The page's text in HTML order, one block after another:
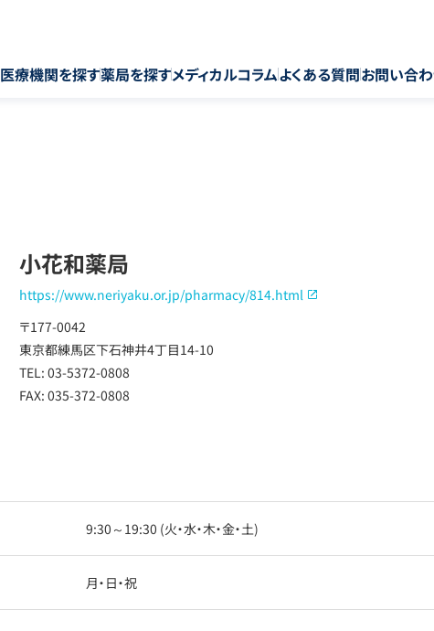
医療機関を探す薬局を探すメディカルコラムよくある質問お問い合
小花和薬局
https://www.neriyaku.or.jp/pharmacy/814.html
〒177-0042
東京都練馬区下石神井4丁目14-10
TEL: 03-5372-0808
FAX: 035-372-0808
9:30～19:30 (火・水・木・金・土)
月・日・祝